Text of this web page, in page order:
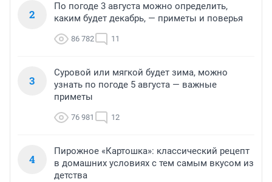
2
По погоде 3 августа можно определить,
каким будет декабрь, — приметы и поверья
86 782 11
3
Суровой или мягкой будет зима, можно
узнать по погоде 5 августа — важные
приметы
76 981 12
4
Пирожное «Картошка»: классический рецепт
в домашних условиях с тем самым вкусом из
детства